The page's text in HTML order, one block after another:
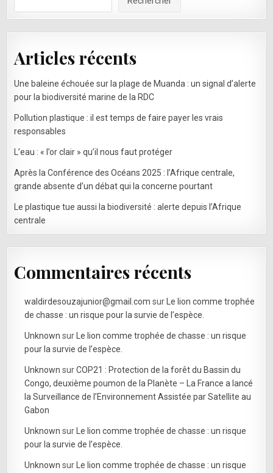
Articles récents
Une baleine échouée sur la plage de Muanda : un signal d’alerte
pour la biodiversité marine de la RDC
Pollution plastique : il est temps de faire payer les vrais
responsables
L’eau : « l’or clair » qu’il nous faut protéger
Après la Conférence des Océans 2025 : l’Afrique centrale,
grande absente d’un débat qui la concerne pourtant
Le plastique tue aussi la biodiversité : alerte depuis l’Afrique
centrale
Commentaires récents
waldirdesouzajunior@gmail.com sur
Le lion comme trophée
de chasse : un risque pour la survie de l’espèce.
Unknown sur
Le lion comme trophée de chasse : un risque
pour la survie de l’espèce.
Unknown surCOP21 : Protection de la forêt du Bassin du
Congo, deuxième poumon de la Planète – La France a lancé
la Surveillance de l’Environnement Assistée par Satellite au
Gabon
Unknown sur
Le lion comme trophée de chasse : un risque
pour la survie de l’espèce.
Unknown sur Le lion comme trophée de chasse : un risque